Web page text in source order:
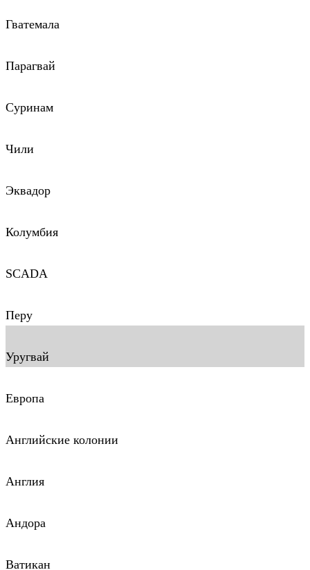
Гватемала
Парагвай
Суринам
Чили
Эквадор
Колумбия
SCADA
Перу
Уругвай
Европа
Английские колонии
Англия
Андора
Ватикан